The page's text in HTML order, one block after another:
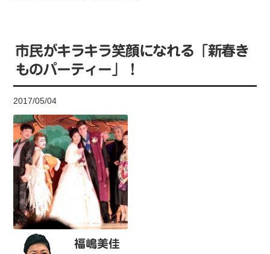
市民がキラキラ笑顔になれる「新春き
ものパーティー」！
2017/05/04
福嶋美佳